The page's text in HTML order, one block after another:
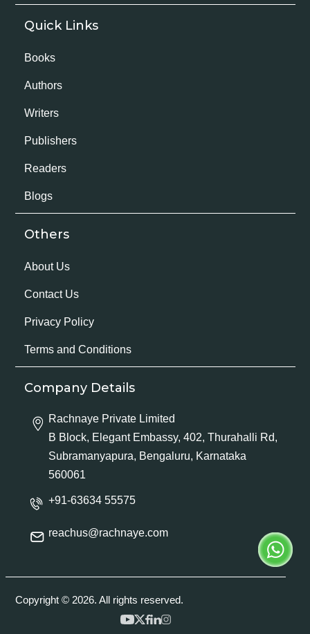
Quick Links
Books
Authors
Writers
Publishers
Readers
Blogs
Others
About Us
Contact Us
Privacy Policy
Terms and Conditions
Company Details
Rachnaye Private Limited
B Block, Elegant Embassy, 402, Thurahalli Rd,
Subramanyapura, Bengaluru, Karnataka
560061
+91-63634 55575
reachus@rachnaye.com
Copyright © 2026. All rights reserved.